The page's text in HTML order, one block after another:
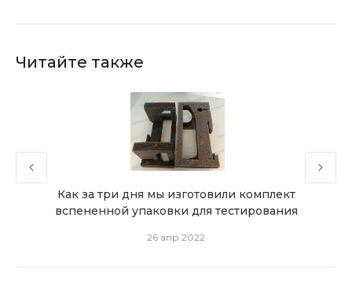
Читайте также
Как за три дня мы изготовили комплект
вспененной упаковки для тестирования
26 апр 2022